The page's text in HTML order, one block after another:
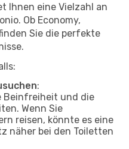
Ihnen eine Vielzahl an
Ob Economy,
Sie die perfekte
:
Beinfreiheit und die
Wenn Sie
reisen, könnte es eine
näher bei den Toiletten